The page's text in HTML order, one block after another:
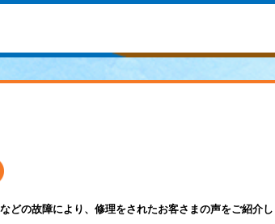
の故障により、修理をされたお客さまの声をご紹介し